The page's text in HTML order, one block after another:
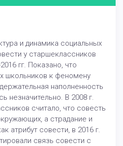
и динамика социальных
у старшеклассников
гг. Показано, что
школьников к феномену
наполненность
незначительно. В 2008 г.
считало, что совесть
а страдание и
атрибут совести, в 2016 г.
связь совести с